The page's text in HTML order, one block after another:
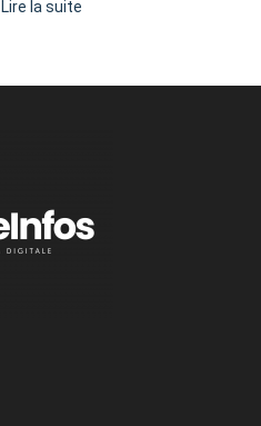
Lire la suite
Nigeria,